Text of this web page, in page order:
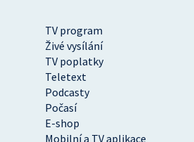
TV program
Živé vysílání
TV poplatky
Teletext
Podcasty
Počasí
E-shop
Mobilní a TV aplikace